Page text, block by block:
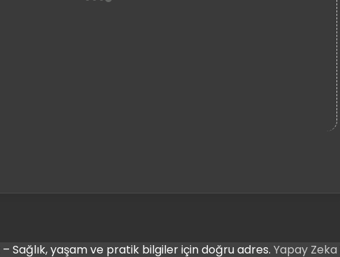
– Sağlık, yaşam ve pratik bilgiler için doğru adres. Yapay Zeka